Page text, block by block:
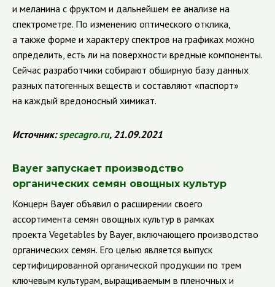
и меланина с фруктом и дальнейшем ее анализе на
спектрометре. По изменению оптического отклика,
а также форме и характеру спектров на графиках можно
определить, есть ли на поверхности вредные компоненты.
Сейчас разработчики собирают обширную базу данных
разных патогенных веществ и составляют «паспорт»
на каждый вредоносный химикат.
Источник:specagro.ru, 21.09.2021
Bayer запускает производство
органических семян овощных культур
Концерн Bayer объявил о расширении своего
ассортимента семян овощных культур в рамках
проекта Vegetables by Bayer, включающего производство
органических семян. Его целью является выпуск
сертифицированной органической продукции по трем
ключевым культурам, выращиваемым в пленочных и